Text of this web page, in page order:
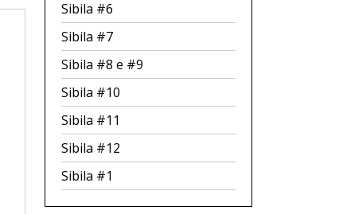
Sibila #6
Sibila #7
Sibila #8 e #9
Sibila #10
Sibila #11
Sibila #12
Sibila #1